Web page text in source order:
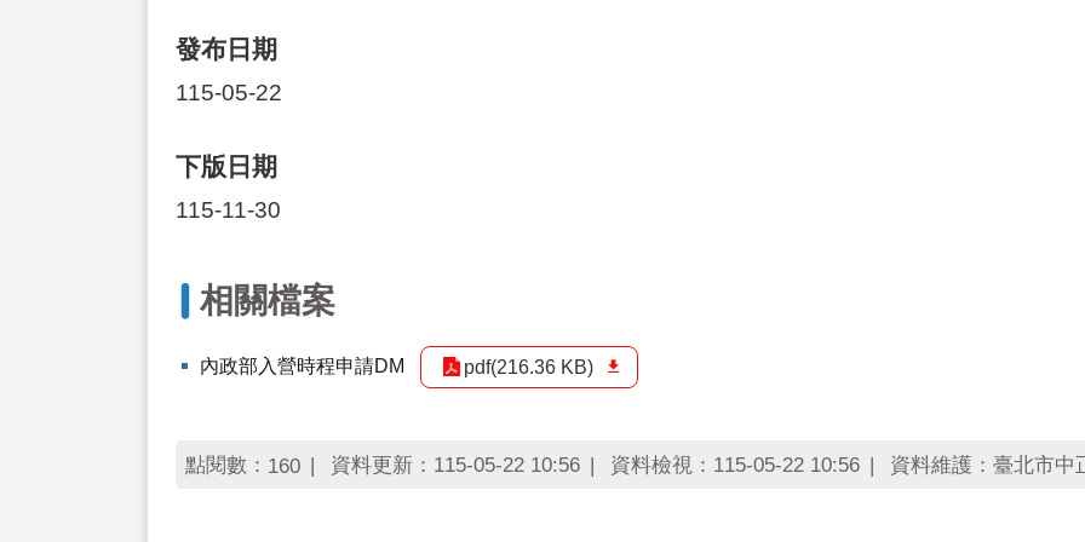
發布日期
115-05-22
下版日期
115-11-30
相關檔案
內政部入營時程申請DM pdf(216.36 KB)
點閱數： 160 資料更新：115-05-22 10:56 資料檢視：115-05-22 10:56 資料維護：臺北市中